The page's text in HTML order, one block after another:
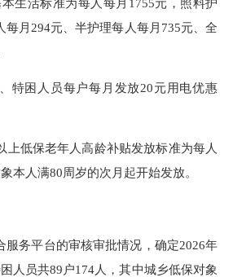
每月294元、半护理每人每月735元、全
困人员每户每月发放20元用电优惠
低保老年人高龄补贴发放标准为每人
本人满80周岁的次月起开始发放。
务平台的审核审批情况，确定2026年
人员共89户174人，其中城乡低保对象